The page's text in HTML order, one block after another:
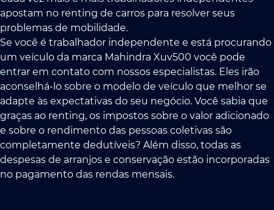
apostam no renting de carros para resolver seus
problemas de mobilidade.
Se você é trabalhador independente e está procurando
um veículo da marca Mahindra Xuv500 você pode
entrar em contato com nossos especialistas. Eles irão
aconselhá-lo sobre o modelo de veículo que melhor se
adapte às expectativas do seu negócio. Você sabia que
graças ao renting, os impostos sobre o valor adicionado
e sobre o rendimento das pessoas coletivas são
completamente dedutíveis? Além disso, todas as
despesas de arranjos e conservação estão incorporadas
no pagamento das rendas mensais.